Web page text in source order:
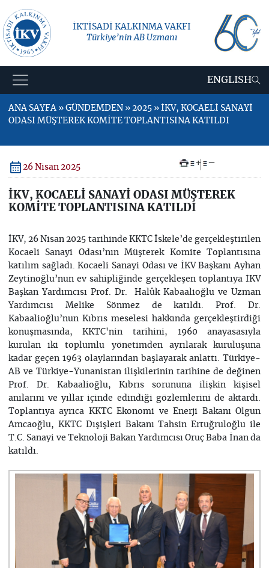
İKTİSADİ KALKINMA VAKFI
Türkiye’nin AB Uzmanı
ENGLISH
ANA SAYFA » GÜNDEMDEN » 2025 » İKV, KOCAELİ SANAYİ
ODASI MÜŞTEREK KOMİTE TOPLANTISINA KATILDI
26 Nisan 2025 + –
İKV, KOCAELİ SANAYİ ODASI MÜŞTEREK
KOMİTE TOPLANTISINA KATILDI
İKV, 26 Nisan 2025 tarihinde KKTC İskele’de gerçekleştirilen
Kocaeli Sanayi Odası’nın Müşterek Komite Toplantısına
katılım sağladı. Kocaeli Sanayi Odası ve İKV Başkanı Ayhan
Zeytinoğlu’nun ev sahipliğinde gerçekleşen toplantıya İKV
Başkan Yardımcısı Prof. Dr. Halûk Kabaalioğlu ve Uzman
Yardımcısı Melike Sönmez de katıldı. Prof. Dr.
Kabaalioğlu’nun Kıbrıs meselesi hakkında gerçekleştirdiği
konuşmasında, KKTC'nin tarihini, 1960 anayasasıyla
kurulan iki toplumlu yönetimden ayrılarak kuruluşuna
kadar geçen 1963 olaylarından başlayarak anlattı. Türkiye-
AB ve Türkiye-Yunanistan ilişkilerinin tarihine de değinen
Prof. Dr. Kabaalioğlu, Kıbrıs sorununa ilişkin kişisel
anılarını ve yıllar içinde edindiği gözlemlerini de aktardı.
Toplantıya ayrıca KKTC Ekonomi ve Enerji Bakanı Olgun
Amcaoğlu, KKTC Dışişleri Bakanı Tahsin Ertuğruloğlu ile
T.C. Sanayi ve Teknoloji Bakan Yardımcısı Oruç Baba İnan da
katıldı.